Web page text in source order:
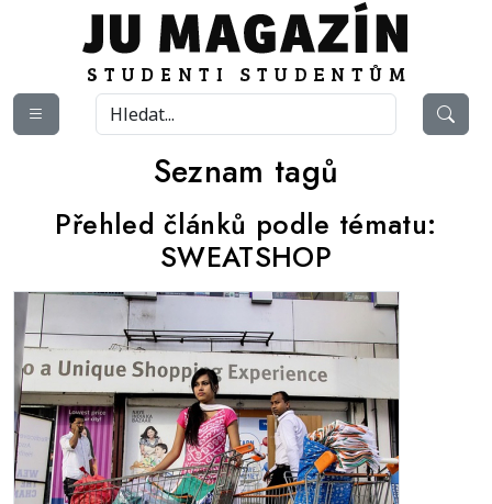
Seznam tagů
Přehled článků podle tématu:
SWEATSHOP